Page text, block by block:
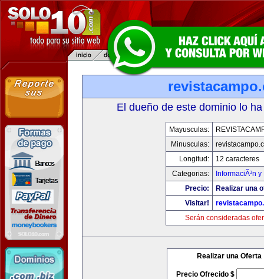
El dueño de este dominio lo
Mayusculas:
Minusculas:
Longitud:
12 caracteres
Categorias:
InformaciÃ³n
Precio:
Realizar una
Visitar!
Serán consideradas
Realizar una Oferta
Precio Ofrecido $